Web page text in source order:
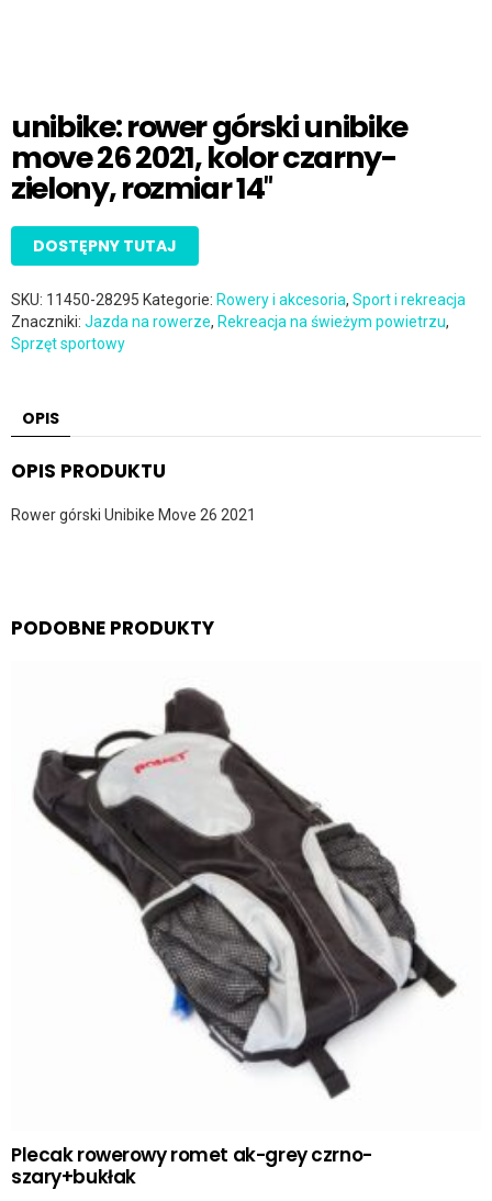
unibike: rower górski unibike
move 26 2021, kolor czarny-
zielony, rozmiar 14″
DOSTĘPNY TUTAJ
SKU: 11450-28295 Kategorie: Rowery i akcesoria, Sport i rekreacja
Znaczniki: Jazda na rowerze, Rekreacja na świeżym powietrzu,
Sprzęt sportowy
OPIS
OPIS PRODUKTU
Rower górski Unibike Move 26 2021
PODOBNE PRODUKTY
Plecak rowerowy romet ak-grey czrno-
szary+bukłak